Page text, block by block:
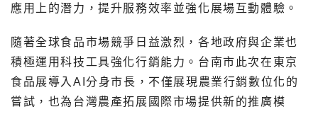
應用上的潛力，提升服務效率並強化展場互動體驗。
隨著全球食品市場競爭日益激烈，各地政府與企業也
積極運用科技工具強化行銷能力。台南市此次在東京
食品展導入AI分身市長，不僅展現農業行銷數位化的
嘗試，也為台灣農產拓展國際市場提供新的推廣模